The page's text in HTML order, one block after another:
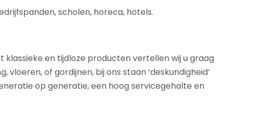
scholen, horeca, hotels.
klassieke en tijdloze producten vertellen wij u graag
of gordijnen, bij ons staan ‘deskundigheid’
op generatie, een hoog servicegehalte en